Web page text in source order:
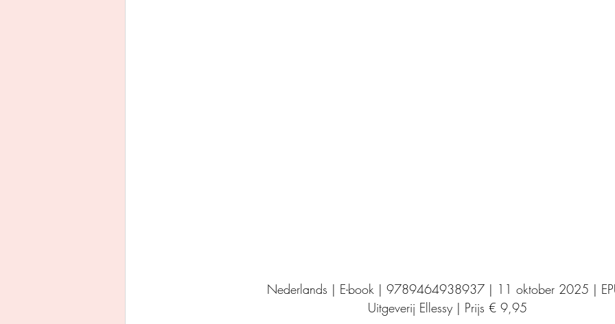
Nederlands | E-book | 9789464938937 | 11 oktober 2025 |
Uitgeverij Ellessy | Prijs € 9,95